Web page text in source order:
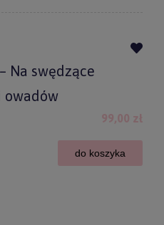
Na swędzące
owadów
99,00 zł
do koszyka